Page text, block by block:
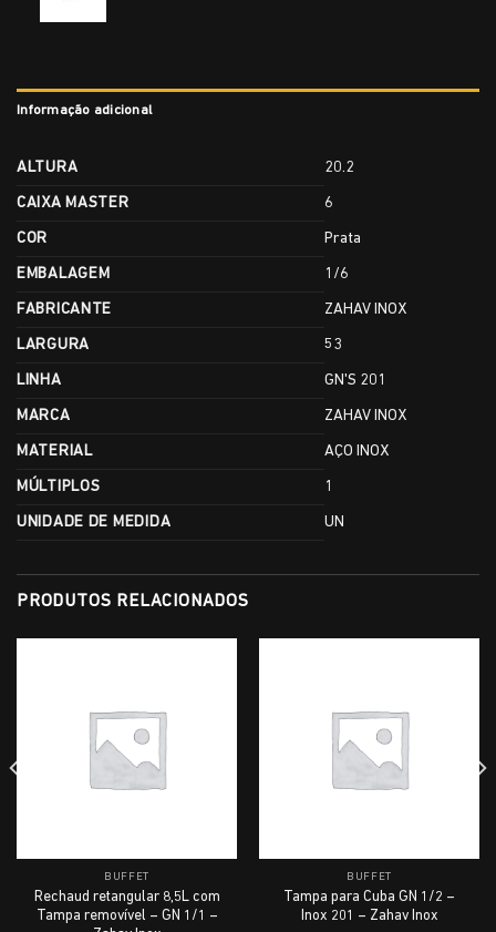
Informação adicional
ALTURA 20.2
CAIXA MASTER 6
COR Prata
EMBALAGEM 1/6
FABRICANTE ZAHAV INOX
LARGURA 53
LINHA GN'S 201
MARCA ZAHAV INOX
MATERIAL AÇO INOX
MÚLTIPLOS 1
UNIDADE DE MEDIDA UN
PRODUTOS RELACIONADOS
BUFFET
Rechaud retangular 8,5L com
Tampa removível – GN 1/1 –
BUFFET
Tampa para Cuba GN 1/2 –
Inox 201 – Zahav Inox